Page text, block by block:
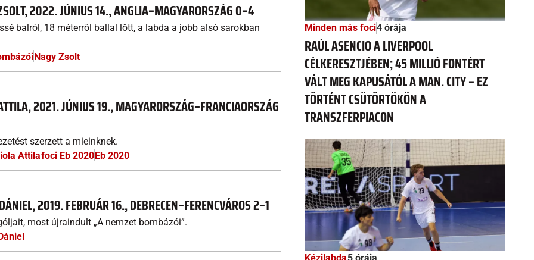
2022. JÚNIUS 14., ANGLIA–MAGYARORSZÁG 0–4
balról, 18 méterről ballal lőtt, a labda a jobb alsó sarokban
Nagy Zsolt
2021. JÚNIUS 19., MAGYARORSZÁG–FRANCIAORSZÁG
szerzett a mieinknek.
Attilafoci Eb 2020Eb 2020
2019. FEBRUÁR 16., DEBRECEN–FERENCVÁROS 2–1
most újraindult „A nemzet bombázói”.
Minden más foci4 órája
RAÚL ASENCIO A LIVERPOOL
CÉLKERESZTJÉBEN; 45 MILLIÓ FONTÉRT
VÁLT MEG KAPUSÁTÓL A MAN. CITY – EZ
TÖRTÉNT CSÜTÖRTÖKÖN A
TRANSZFERPIACON